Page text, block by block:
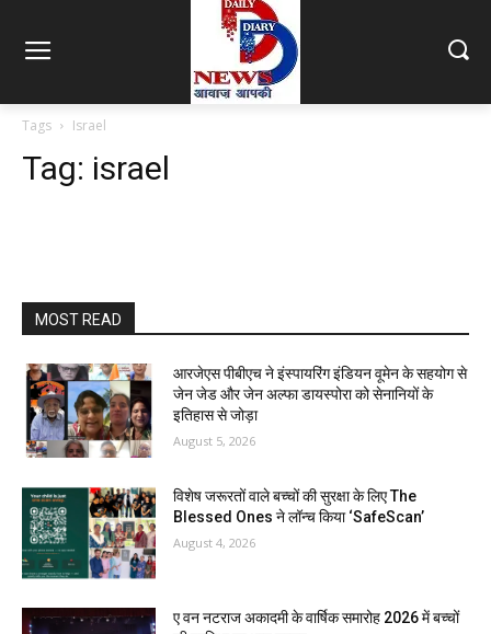
Tags Israel
Tag: israel
MOST READ
आरजेएस पीबीएच ने इंस्पायरिंग इंडियन वूमेन के सहयोग से
जेन जेड और जेन अल्फा डायस्पोरा को सेनानियों के
इतिहास से जोड़ा
August 5, 2026
विशेष जरूरतों वाले बच्चों की सुरक्षा के लिए The
Blessed Ones ने लॉन्च किया ‘SafeScan’
August 4, 2026
ए वन नटराज अकादमी के वार्षिक समारोह 2026 में बच्चों